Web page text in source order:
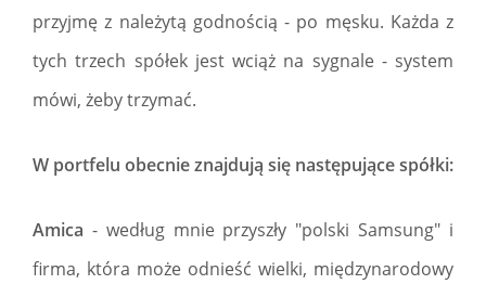
przyjmę z należytą godnością - po męsku. Każda z
tych trzech spółek jest wciąż na sygnale - system
mówi, żeby trzymać.
W portfelu obecnie znajdują się następujące spółki:
Amica - według mnie przyszły "polski Samsung" i
firma, która może odnieść wielki, międzynarodowy